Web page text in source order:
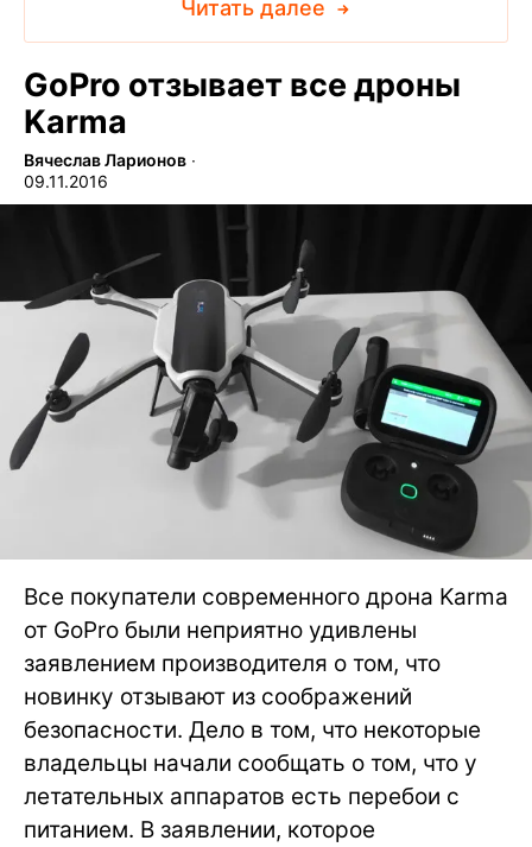
Читать далее
GoPro отзывает все дроны
Karma
Вячеслав Ларионов ∙
09.11.2016
Все покупатели современного дрона Karma
от GoPro были неприятно удивлены
заявлением производителя о том, что
новинку отзывают из соображений
безопасности. Дело в том, что некоторые
владельцы начали сообщать о том, что у
летательных аппаратов есть перебои с
питанием. В заявлении, которое